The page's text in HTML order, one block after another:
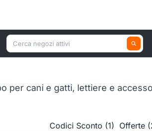
Cerca un negozio attivo
per cani e gatti, lettiere e
Codici Sconto (1) Offerte